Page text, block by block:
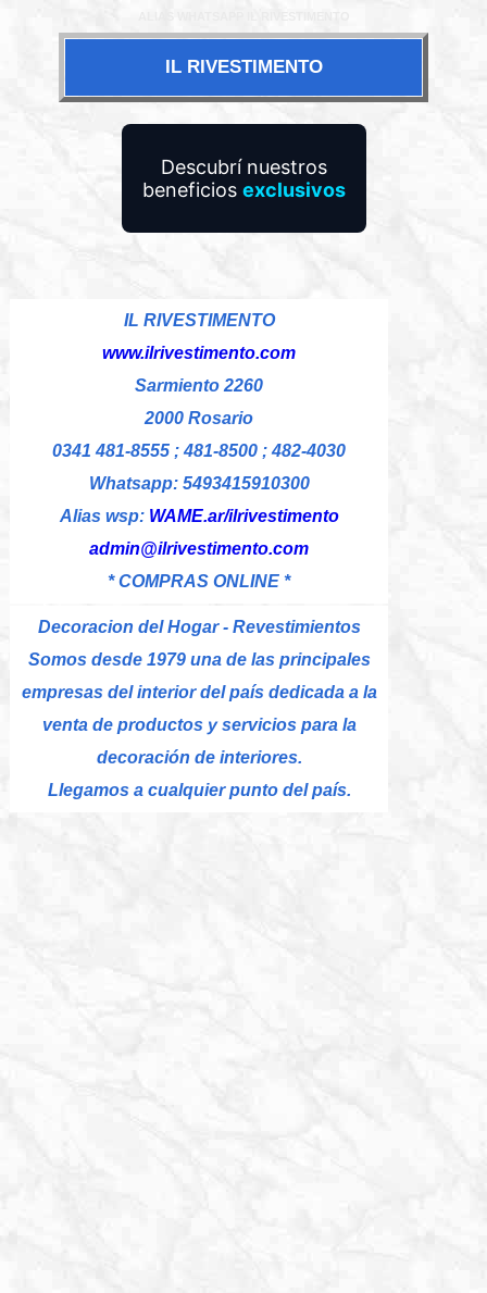
IL RIVESTIMENTO
Descubrí nuestros
beneficios exclusivos
IL RIVESTIMENTO
www.ilrivestimento.com
Sarmiento 2260
2000 Rosario
0341 481-8555 ; 481-8500 ; 482-4030
Whatsapp: 5493415910300
Alias wsp: WAME.ar/ilrivestimento
admin@ilrivestimento.com
* COMPRAS ONLINE *
Decoracion del Hogar - Revestimientos
Somos desde 1979 una de las principales
empresas del interior del país dedicada a la
venta de productos y servicios para la
decoración de interiores.
Llegamos a cualquier punto del país.